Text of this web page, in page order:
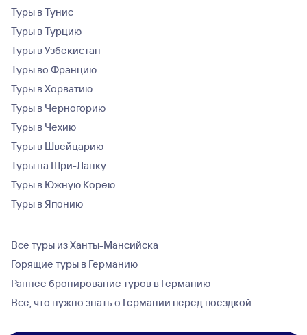
Туры в Тунис
Туры в Турцию
Туры в Узбекистан
Туры во Францию
Туры в Хорватию
Туры в Черногорию
Туры в Чехию
Туры в Швейцарию
Туры на Шри-Ланку
Туры в Южную Корею
Туры в Японию
Все туры из Ханты-Мансийска
Горящие туры в Германию
Раннее бронирование туров в Германию
Все, что нужно знать о Германии перед поездкой